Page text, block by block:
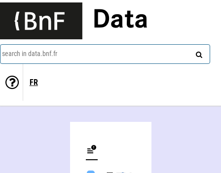
Data
search in data.bnf.fr
FR